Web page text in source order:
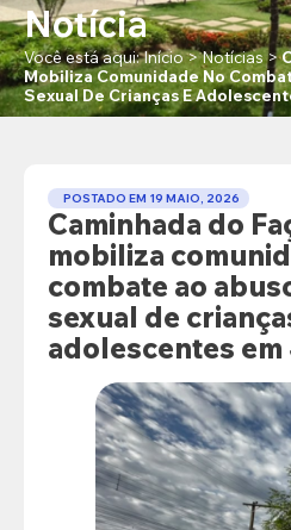
Notícia
Você está aqui:Início>Notícias>
Mobiliza Comunidade No
Sexual De Crianças E
POSTADO EM 19 MAIO, 2026
Caminhada do
mobiliza
combate ao
sexual de
adolescentes